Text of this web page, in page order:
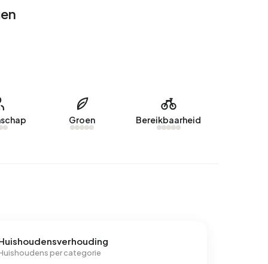
Groen Bereikbaarheid
per categorie